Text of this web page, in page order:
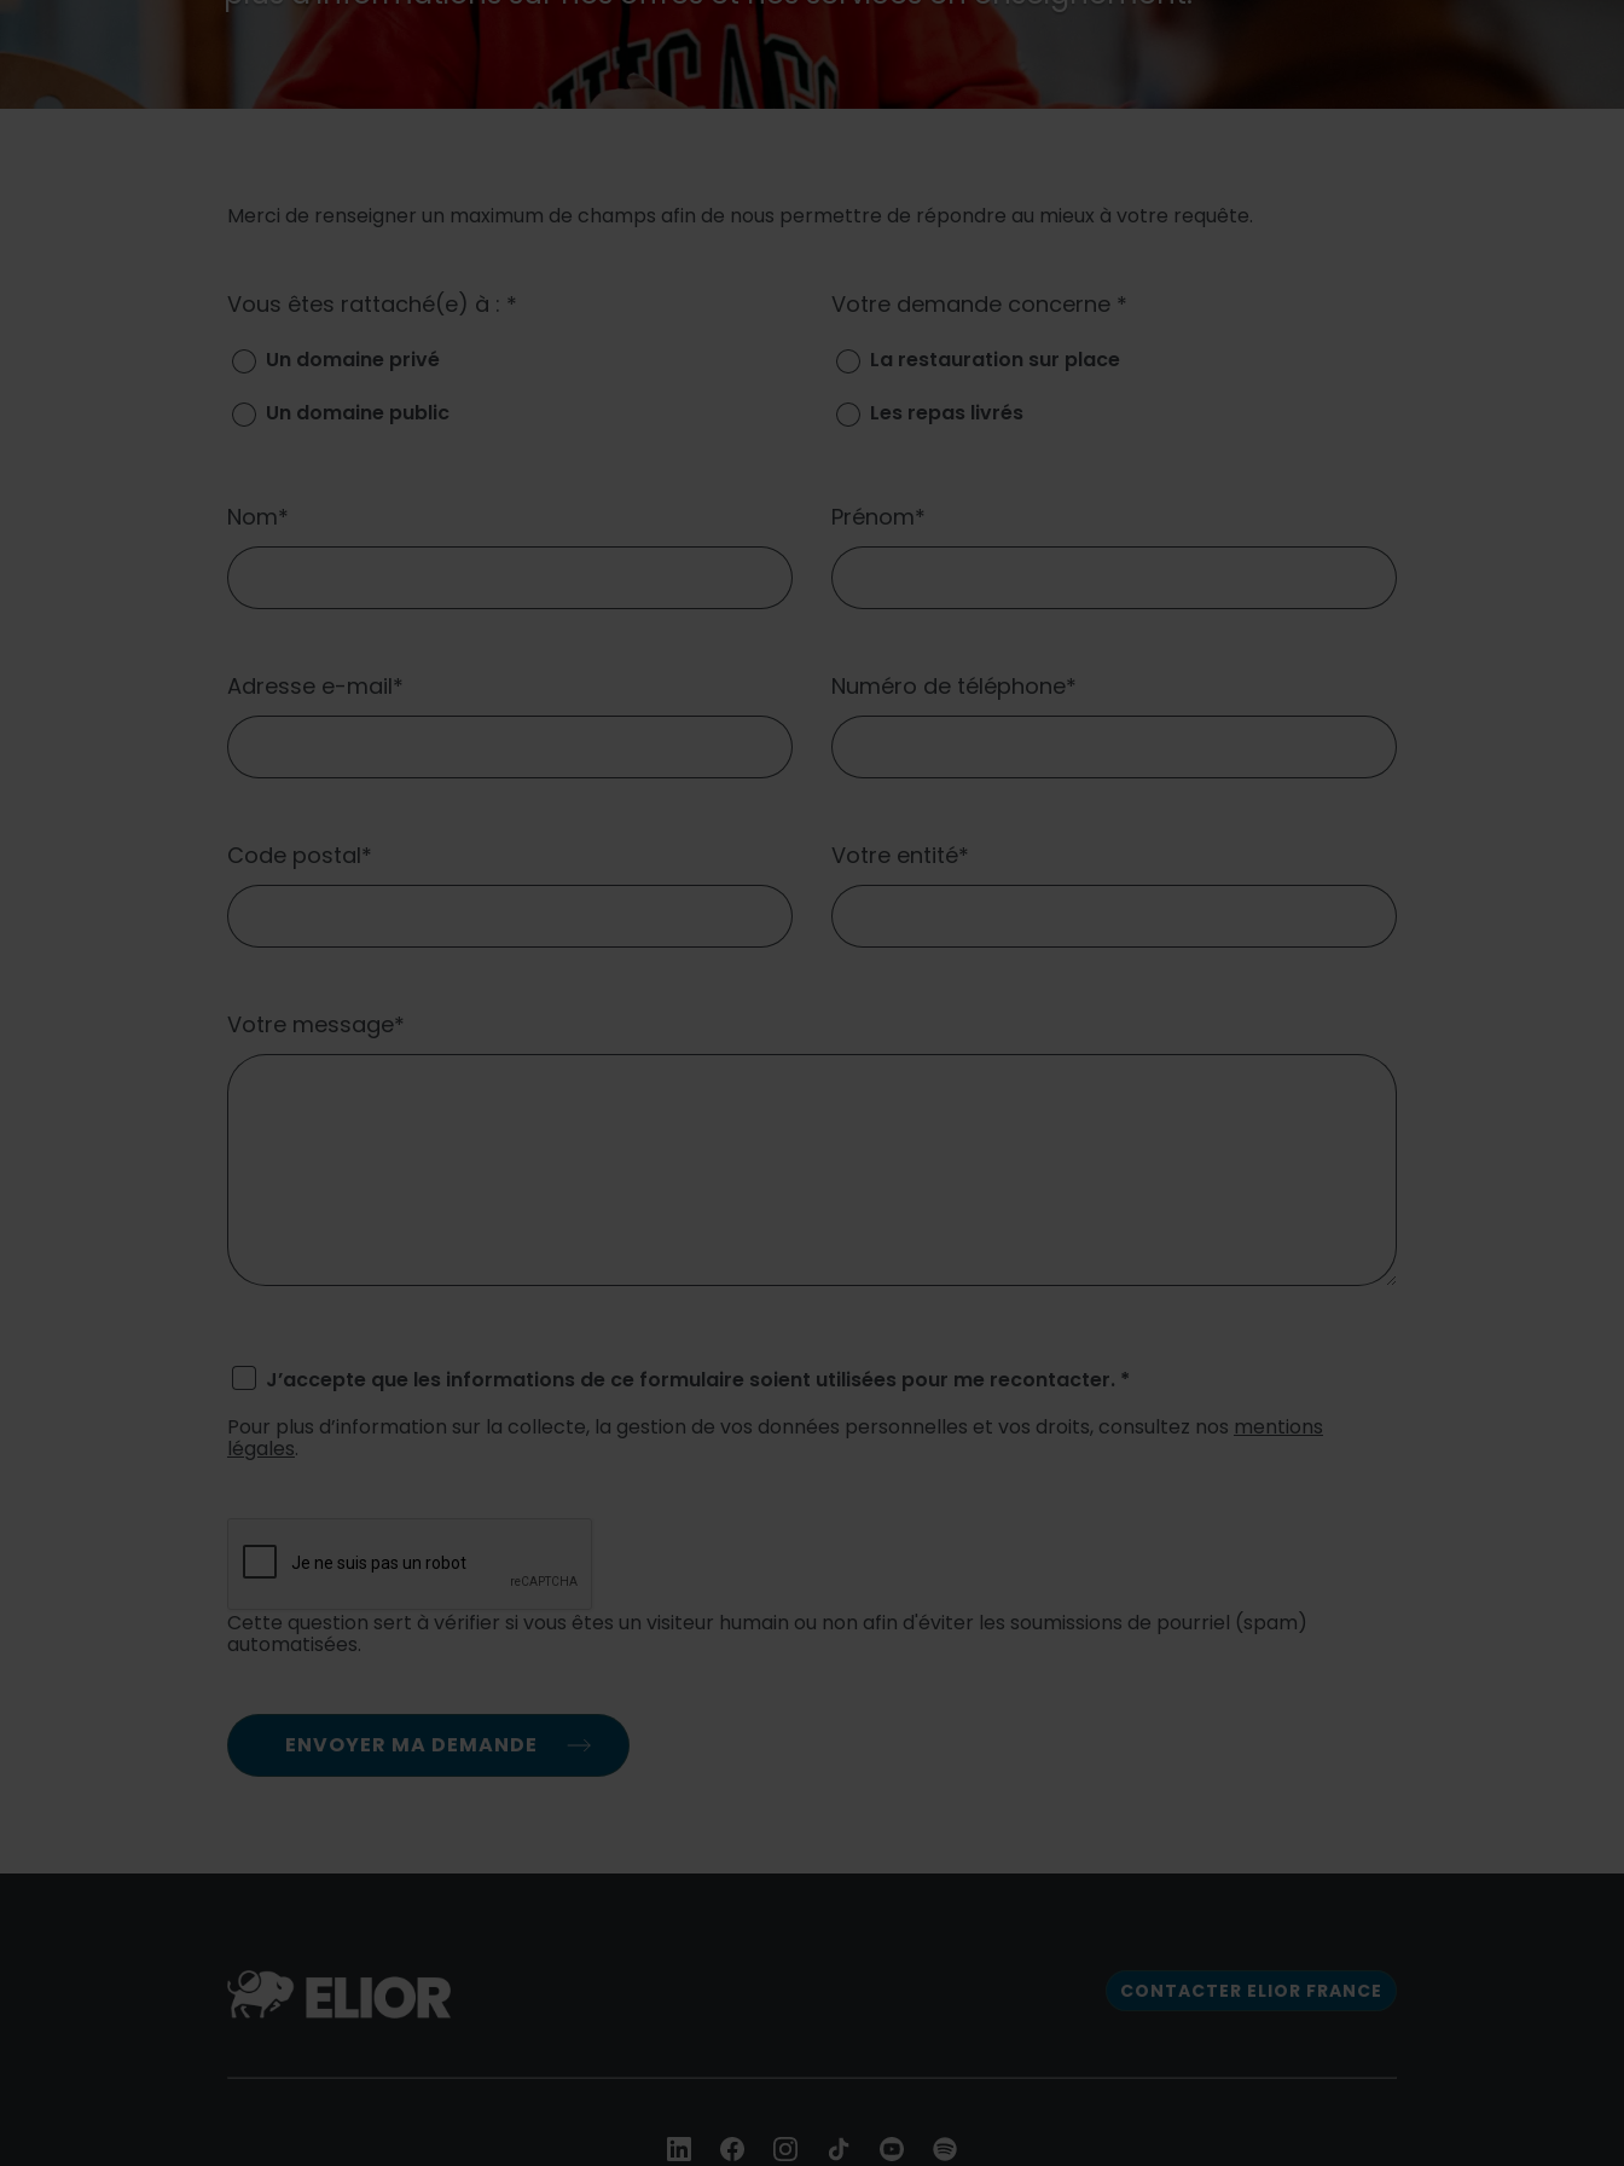
Merci de renseigner un maximum de champs afin de nous permettre de répondre au mieux à votre requête.
Vous êtes rattaché(e) à : *
Un domaine privé
Un domaine public
Votre demande concerne *
La restauration sur place
Les repas livrés
Nom Prénom
Adresse e-mail Numéro de téléphone
Code postal Votre entité
Votre message
J’accepte que les informations de ce formulaire soient utilisées pour me recontacter. *
Pour plus d’information sur la collecte, la gestion de vos données personnelles et vos droits, consultez nos mentions
légales.
Cette question sert à vérifier si vous êtes un visiteur humain ou non afin d'éviter les soumissions de pourriel (spam)
automatisées.
CONTACTER ELIOR FRANCE